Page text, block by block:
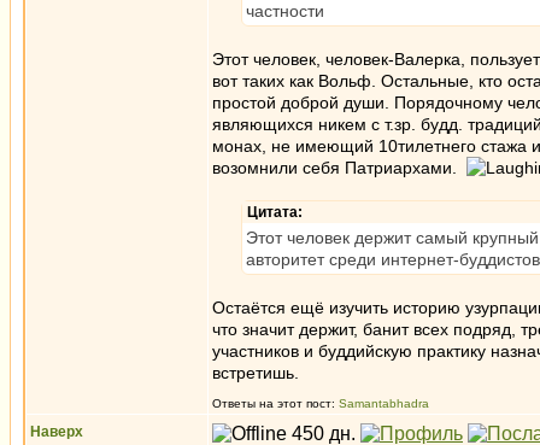
частности
Этот человек, человек-Валерка,
вот таких как Вольф. Остальные, кто
простой доброй души. Порядочному
являющихся никем с т.зр. будд.
монах, не имеющий 10тилетнего стажа
возомнили себя Патриархами.
Цитата:
Этот человек держит самый
авторитет среди интернет-
Остаётся ещё изучить историю
что значит держит, банит всех подряд,
участников и буддийскую практику
встретишь.
Ответы на этот пост: Samantabhadra
Наверх